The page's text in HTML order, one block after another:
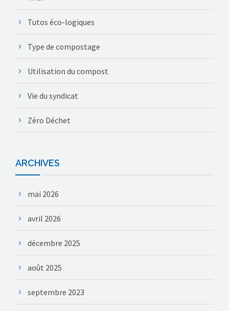
Tutos éco-logiques
Type de compostage
Utilisation du compost
Vie du syndicat
Zéro Déchet
ARCHIVES
mai 2026
avril 2026
décembre 2025
août 2025
septembre 2023